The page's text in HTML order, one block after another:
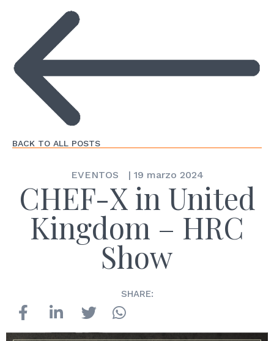
BACK TO ALL POSTS
EVENTOS | 19 marzo 2024
CHEF-X in United
Kingdom – HRC
Show
SHARE: